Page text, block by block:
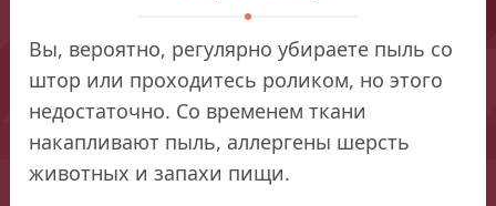
Вы, вероятно, регулярно убираете пыль со
штор или проходитесь роликом, но этого
недостаточно. Со временем ткани
накапливают пыль, аллергены шерсть
животных и запахи пищи.